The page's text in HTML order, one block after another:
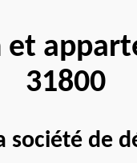
et
31800
société de